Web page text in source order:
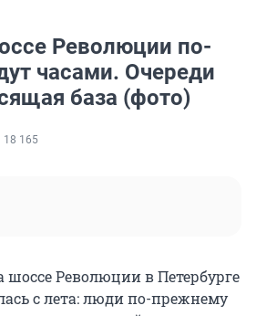
Революции по-
часами. Очереди
база (фото)
18 165
Революции в Петербурге
с лета: люди по-прежнему